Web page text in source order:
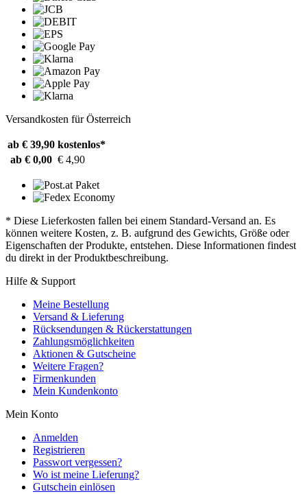
Versandkosten für Österreich
ab € 39,90 kostenlos*
ab € 0,00 € 4,90
* Diese Lieferkosten fallen bei einem Standard-Versand an. Es
können weitere Kosten, z. B. aufgrund des Gewichts, Größe oder
Eigenschaften der Produkte, entstehen. Diese Informationen findest
du direkt in der Produktbeschreibung.
Hilfe & Support
Meine Bestellung
Versand & Lieferung
Rücksendungen & Rückerstattungen
Zahlungsmöglichkeiten
Aktionen & Gutscheine
Weitere Fragen?
Firmenkunden
Mein Kundenkonto
Mein Konto
Anmelden
Registrieren
Passwort vergessen?
Wo ist meine Lieferung?
Gutschein einlösen